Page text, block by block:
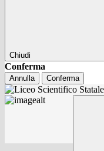
Chiudi
Conferma
Annulla Conferma